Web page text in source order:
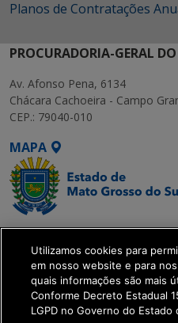
Planos de Contratações
PROCURADORIA-GERAL
Av. Afonso Pena, 6134
Chácara Cachoeira - Campo
CEP.: 79040-010
MAPA
SETDIG | Secretaria-
Executiva de
Transformação Digital
get_footer();
Utilizamos cookies para
em nosso website e para
quais informações são mais
Conforme Decreto Estadual
LGPD no Governo do